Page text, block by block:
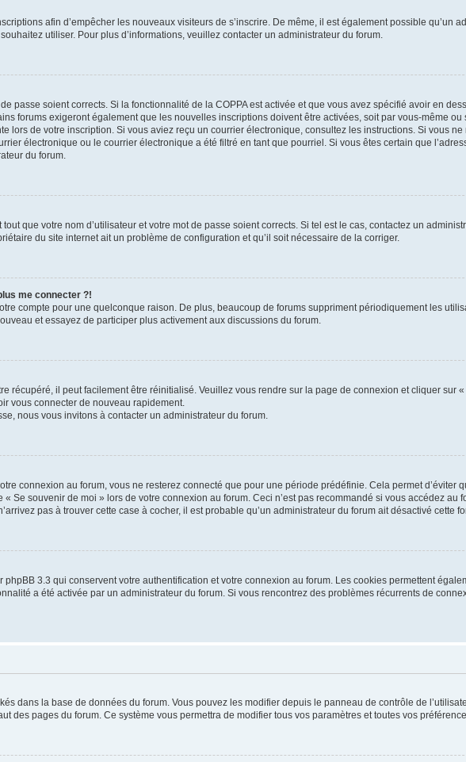
afin d’empêcher les nouveaux visiteurs de s’inscrire. De même, il est également possible qu’un
utiliser. Pour plus d’informations, veuillez contacter un administrateur du forum.
passe soient corrects. Si la fonctionnalité de la COPPA est activée et que vous avez spécifié avoir en
forums exigeront également que les nouvelles inscriptions doivent être activées, soit par vous-même ou
lors de votre inscription. Si vous aviez reçu un courrier électronique, consultez les instructions. Si vous
électronique ou le courrier électronique a été filtré en tant que pourriel. Si vous êtes certain que
du forum.
que votre nom d’utilisateur et votre mot de passe soient corrects. Si tel est le cas, contactez un
du site internet ait un problème de configuration et qu’il soit nécessaire de la corriger.
me connecter ?!
compte pour une quelconque raison. De plus, beaucoup de forums suppriment périodiquement les
et essayez de participer plus activement aux discussions du forum.
récupéré, il peut facilement être réinitialisé. Veuillez vous rendre sur la page de connexion et cliquer sur «
vous connecter de nouveau rapidement.
nous vous invitons à contacter un administrateur du forum.
connexion au forum, vous ne resterez connecté que pour une période prédéfinie. Cela permet d’éviter
Se souvenir de moi » lors de votre connexion au forum. Ceci n’est pas recommandé si vous accédez au
pas à trouver cette case à cocher, il est probable qu’un administrateur du forum ait désactivé cette
3.3 qui conservent votre authentification et votre connexion au forum. Les cookies permettent
a été activée par un administrateur du forum. Si vous rencontrez des problèmes récurrents de
dans la base de données du forum. Vous pouvez les modifier depuis le panneau de contrôle de
des pages du forum. Ce système vous permettra de modifier tous vos paramètres et toutes vos